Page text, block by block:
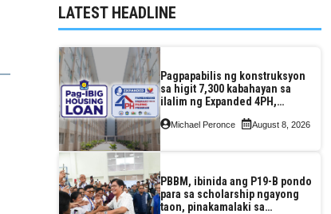
LATEST HEADLINE
Pagpapabilis ng konstruksyon
sa higit 7,300 kabahayan sa
ilalim ng Expanded 4PH,
ng Pag-IBIG at P.A. Alvarez
Michael Peronce August 8, 2026
PBBM, ibinida ang P19-B pondo
para sa scholarship ngayong
taon, pinakamalaki sa